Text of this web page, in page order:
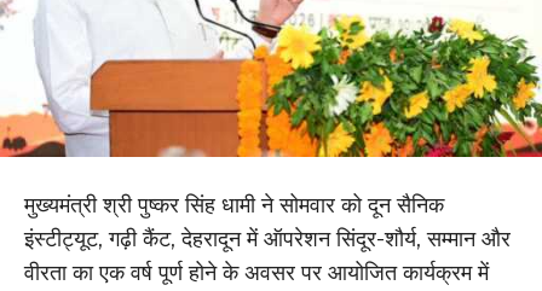
मुख्यमंत्री श्री पुष्कर सिंह धामी ने सोमवार को दून सैनिक
इंस्टीट्यूट, गढ़ी कैंट, देहरादून में ऑपरेशन सिंदूर-शौर्य, सम्मान और
वीरता का एक वर्ष पूर्ण होने के अवसर पर आयोजित कार्यक्रम में